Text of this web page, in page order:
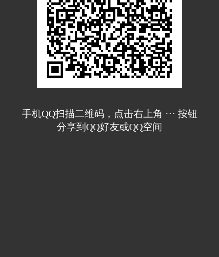
手机QQ扫描二维码，点击右上角 ··· 按钮
分享到QQ好友或QQ空间